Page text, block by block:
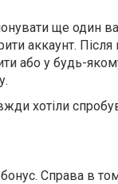
ще один
аккаунт. Після
або у будь-
хотіли
Справа в